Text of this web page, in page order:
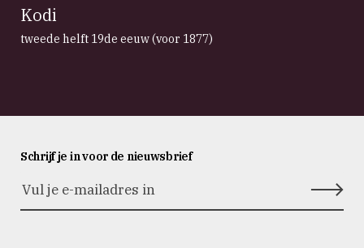
Kodi
tweede helft 19de eeuw (voor 1877)
Schrijf je in voor de nieuwsbrief